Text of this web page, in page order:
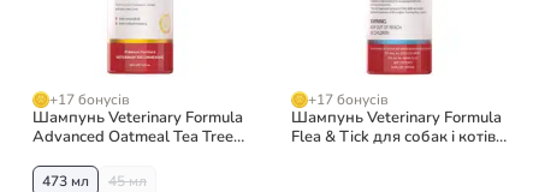
+17 бонусів
Шампунь Veterinary Formula
Advanced Oatmeal Tea Tree
473 мл 45 мл
+17 бонусів
Шампунь Veterinary Formula
Flea & Tick для собак і котів,